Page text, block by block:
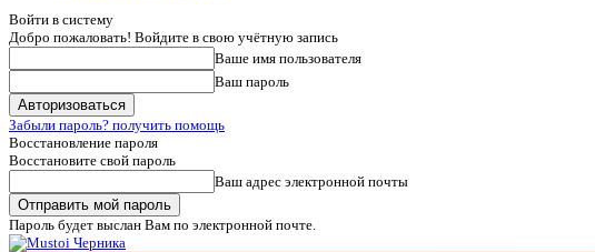
Войти в систему
Добро пожаловать! Войдите в свою учётную запись
Ваше имя пользователя
Ваш пароль
Забыли пароль? получить помощь
Восстановление пароля
Восстановите свой пароль
Ваш адрес электронной почты
Пароль будет выслан Вам по электронной почте.
Черника